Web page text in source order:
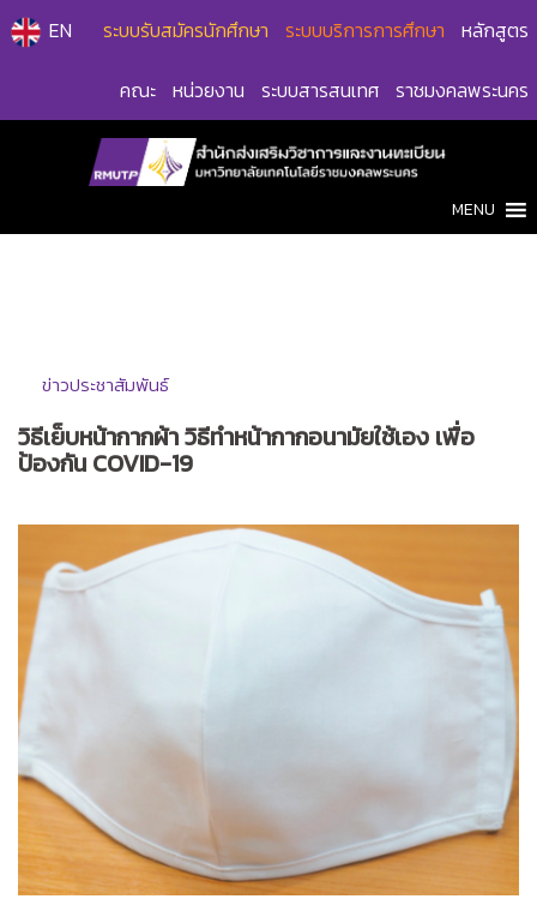
Skip
to
EN ระบบรับสมัครนักศึกษา ระบบบริการการศึกษา หลักสูตร
คณะ หน่วยงาน ระบบสารสนเทศ ราชมงคลพระนคร
MENU
ข่าวประชาสัมพันธ์
วิธีเย็บหน้ากากผ้า วิธีทำหน้ากากอนามัยใช้เอง เพื่อ
ป้องกัน COVID-19